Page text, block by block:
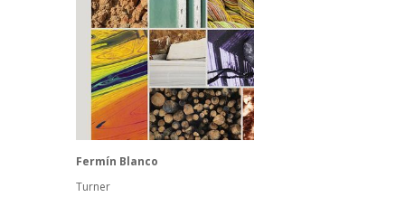
Fermín Blanco
Turner